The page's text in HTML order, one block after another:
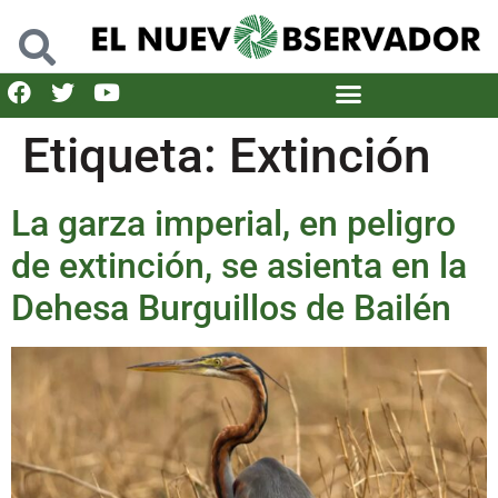
Etiqueta: Extinción
La garza imperial, en peligro
de extinción, se asienta en la
Dehesa Burguillos de Bailén